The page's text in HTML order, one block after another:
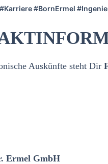
#BornErmel
Auskünfte steht Dir
Ermel GmbH